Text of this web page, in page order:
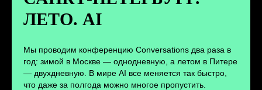
ЛЕТО. AI
Мы проводим конференцию Conversations два раза в
год: зимой в Москве — однодневную, а летом в Питере
— двухдневную. В мире AI все меняется так быстро,
что даже за полгода можно многое пропустить.